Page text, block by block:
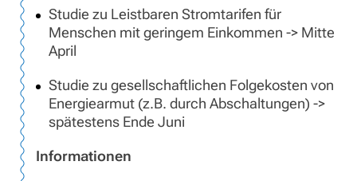
Studie zu Leistbaren Stromtarifen für
Menschen mit geringem Einkommen -> Mitte
April
Studie zu gesellschaftlichen Folgekosten von
Energiearmut (z.B. durch Abschaltungen) ->
spätestens Ende Juni
Informationen